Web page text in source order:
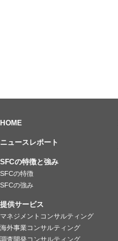
HOME
ニュースレポート
SFCの特徴と強み
SFCの特徴
SFCの強み
提供サービス
マネジメントコンサルティング
海外事業コンサルティング
調査開発コンサルティング